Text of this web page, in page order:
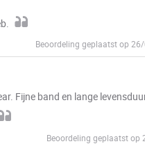
Beoordeling geplaatst op
Fijne band en lange
Beoordeling geplaatst